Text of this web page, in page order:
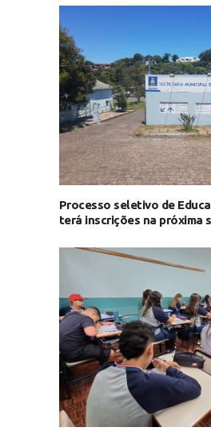
Processo seletivo de
terá inscrições na próxima